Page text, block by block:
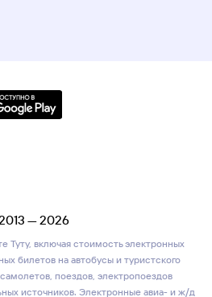
— 2026
Туту, включая стоимость электронных
билетов на автобусы и туристского
поездов, электропоездов
источников. Электронные авиа- и ж/д